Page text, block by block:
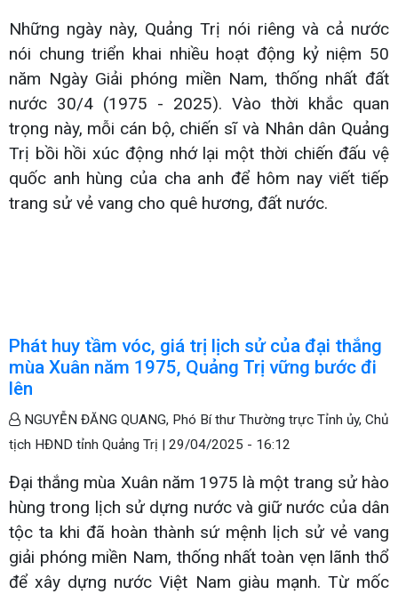
Những ngày này, Quảng Trị nói riêng và cả nước
nói chung triển khai nhiều hoạt động kỷ niệm 50
năm Ngày Giải phóng miền Nam, thống nhất đất
nước 30/4 (1975 - 2025). Vào thời khắc quan
trọng này, mỗi cán bộ, chiến sĩ và Nhân dân Quảng
Trị bồi hồi xúc động nhớ lại một thời chiến đấu vệ
quốc anh hùng của cha anh để hôm nay viết tiếp
trang sử vẻ vang cho quê hương, đất nước.
Phát huy tầm vóc, giá trị lịch sử của đại thắng
mùa Xuân năm 1975, Quảng Trị vững bước đi
lên
NGUYỄN ĐĂNG QUANG, Phó Bí thư Thường trực Tỉnh ủy, Chủ
tịch HĐND tỉnh Quảng Trị | 29/04/2025 - 16:12
Đại thắng mùa Xuân năm 1975 là một trang sử hào
hùng trong lịch sử dựng nước và giữ nước của dân
tộc ta khi đã hoàn thành sứ mệnh lịch sử vẻ vang
giải phóng miền Nam, thống nhất toàn vẹn lãnh thổ
để xây dựng nước Việt Nam giàu mạnh. Từ mốc